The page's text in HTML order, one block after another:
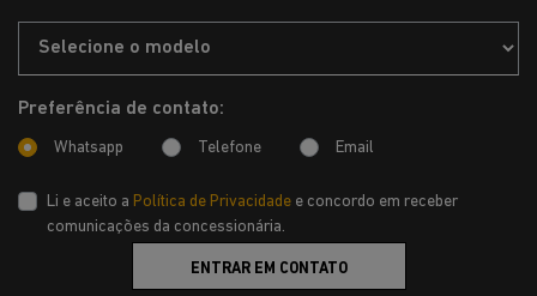
Preferência de contato:
Whatsapp Telefone Email
Li e aceito a Política de Privacidade e concordo em receber
comunicações da concessionária.
ENTRAR EM CONTATO